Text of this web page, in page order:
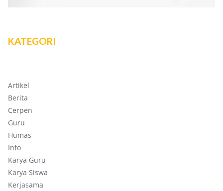
KATEGORI
Artikel
Berita
Cerpen
Guru
Humas
Info
Karya Guru
Karya Siswa
Kerjasama